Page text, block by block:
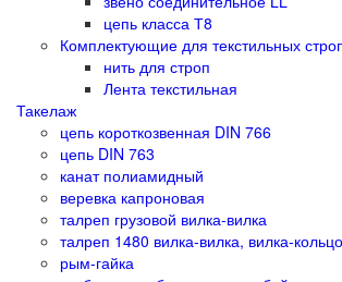
цепь класса Т8
Комплектующие для текстильных
нить для строп
Лента текстильная
Такелаж
цепь короткозвенная DIN 766
цепь DIN 763
канат полиамидный
веревка капроновая
талреп грузовой вилка-вилка
талреп 1480 вилка-вилка, вилка-
рым-гайка